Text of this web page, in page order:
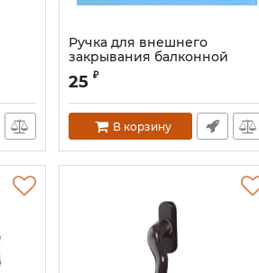
Ручка для внешнего
закрывания балконной
двери коричневая
25 ₽
В корзину